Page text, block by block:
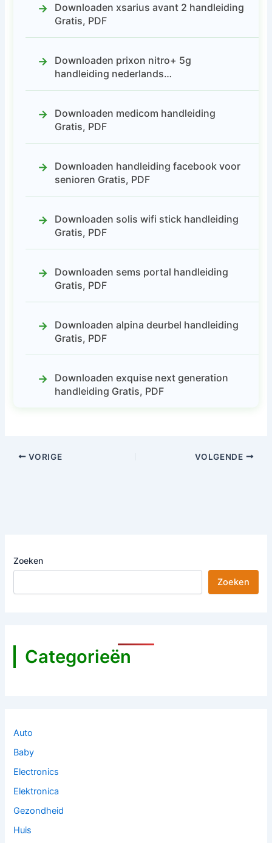
Downloaden xsarius avant 2 handleiding
Gratis, PDF
Downloaden prixon nitro+ 5g
handleiding nederlands…
Downloaden medicom handleiding
Gratis, PDF
Downloaden handleiding facebook voor
senioren Gratis, PDF
Downloaden solis wifi stick handleiding
Gratis, PDF
Downloaden sems portal handleiding
Gratis, PDF
Downloaden alpina deurbel handleiding
Gratis, PDF
Downloaden exquise next generation
handleiding Gratis, PDF
VORIGE VOLGENDE
Zoeken
Zoeken
Categorieën
Auto
Baby
Electronics
Elektronica
Gezondheid
Huis